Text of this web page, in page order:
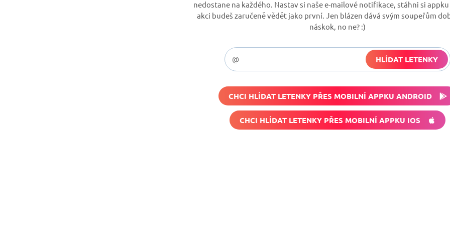
nedostane na každého. Nastav si naše e-mailové notifikace, stáhni si appku
akci budeš zaručeně vědět jako první. Jen blázen dává svým soupeřům
náskok, no ne? :)
HLÍDAT LETENKY
CHCI HLÍDAT LETENKY PŘES MOBILNÍ APPKU ANDROID
CHCI HLÍDAT LETENKY PŘES MOBILNÍ APPKU IOS